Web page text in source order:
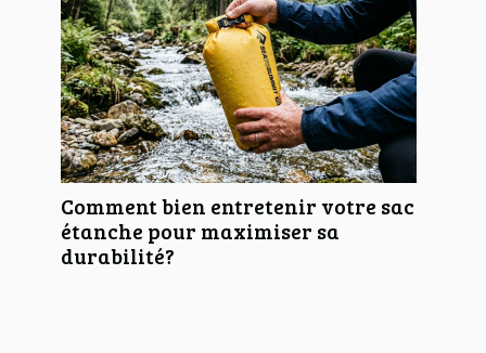
Comment bien entretenir votre sac
étanche pour maximiser sa
durabilité?